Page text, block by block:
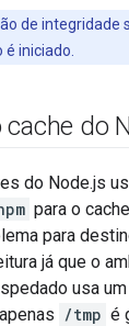
de integridade
iniciado.
do
do Node.js
para o
para
já que o
usa
/tmp é